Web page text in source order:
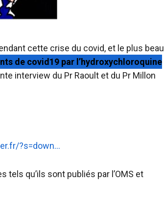
cette crise du covid, et le plus beau
de covid19 par l’hydroxychloroquine
interview du Pr Raoult et du Pr Millon
?s=down…
qu’ils sont publiés par l’OMS et